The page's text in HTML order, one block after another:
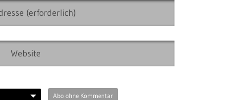
Abo ohne Kommentar